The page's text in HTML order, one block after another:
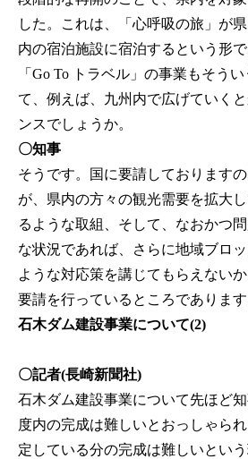
した。これは、「心呼吸の旅」が
内の宿泊施設に宿泊するという形
「Go To トラベル」の事業もそう
て、例えば、九州内で広げていく
ンスでしょうか。
〇知事
そうです。国に要請しております
が、県内の方々の観光需要を拡大
るような取組、そして、なおかつ
な状況であれば、さらに地域ブロ
ような対応策を講じてもらえない
要請を行っているところであります
石木ダム建設事業について(2)
〇記者(長崎新聞社)
石木ダム建設事業について先ほど
度内の完成は難しいとおっしゃら
定している分の完成は難しいとい